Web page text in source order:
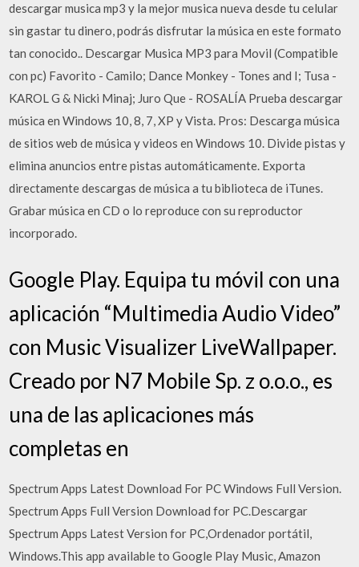
descargar musica mp3 y la mejor musica nueva desde tu celular
sin gastar tu dinero, podrás disfrutar la música en este formato
tan conocido.. Descargar Musica MP3 para Movil (Compatible
con pc) Favorito - Camilo; Dance Monkey - Tones and I; Tusa -
KAROL G & Nicki Minaj; Juro Que - ROSALÍA Prueba descargar
música en Windows 10, 8, 7, XP y Vista. Pros: Descarga música
de sitios web de música y videos en Windows 10. Divide pistas y
elimina anuncios entre pistas automáticamente. Exporta
directamente descargas de música a tu biblioteca de iTunes.
Grabar música en CD o lo reproduce con su reproductor
incorporado.
Google Play. Equipa tu móvil con una
aplicación “Multimedia Audio Video”
con Music Visualizer LiveWallpaper.
Creado por N7 Mobile Sp. z o.o.o., es
una de las aplicaciones más
completas en
Spectrum Apps Latest Download For PC Windows Full Version.
Spectrum Apps Full Version Download for PC.Descargar
Spectrum Apps Latest Version for PC,Ordenador portátil,
Windows.This app available to Google Play Music, Amazon